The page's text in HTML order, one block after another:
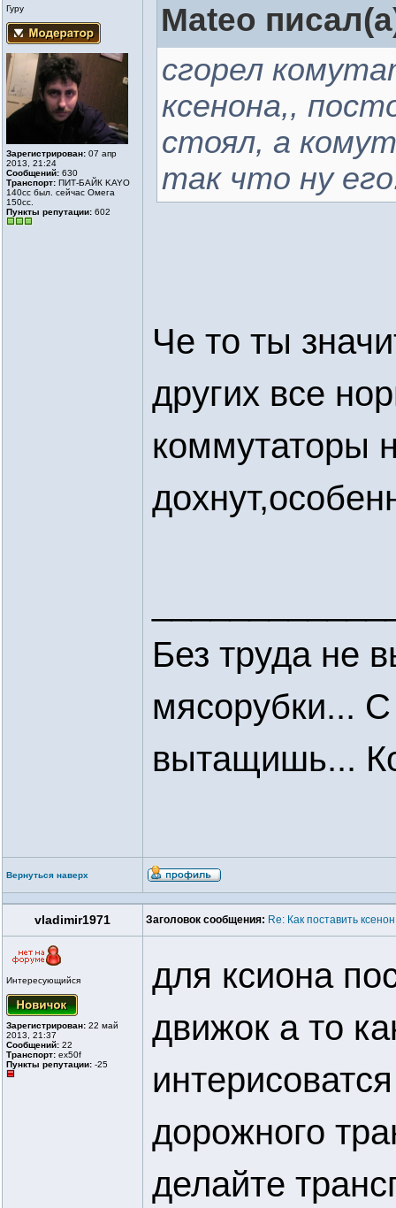
Гуру
Зарегистрирован: 07 апр
2013, 21:24
Сообщений: 630
Транспорт: ПИТ-БАЙК KAYO
140cc был. сейчас Омега
150сс.
Пункты репутации: 602
Mateo
сгорел
ксенона,,
стоял, а
так что ну
Че то ты
других все
коммутаторы
Без труда не
мясорубки...
вытащишь...
Вернуться наверх
vladimir1971 Заголовок сообщения: Re: Как поставить
Интересующийся
Зарегистрирован: 22 май
2013, 21:37
Сообщений: 22
Транспорт: ex50f
Пункты репутации: -25
для ксиона
движок а то
дорожного
делайте